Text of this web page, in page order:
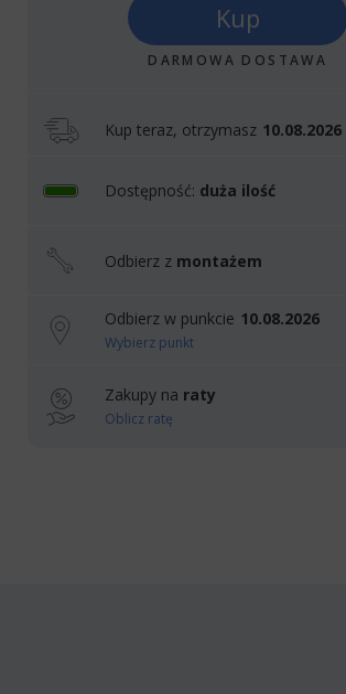
Kup
DARMOWA DOSTAWA
Kup teraz, otrzymasz 10.08.2026
Dostępność: duża ilość
Odbierz z montażem
Odbierz w punkcie 10.08.2026
Wybierz punkt
Zakupy na raty
Oblicz ratę